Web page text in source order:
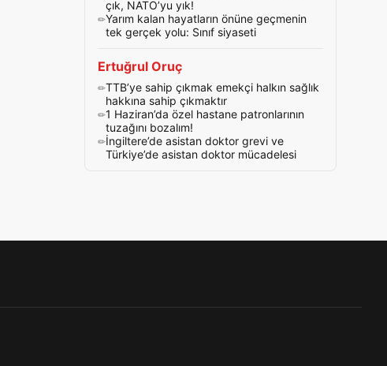
çık, NATO’yu yık!
Yarım kalan hayatların önüne geçmenin
tek gerçek yolu: Sınıf siyaseti
Ertuğrul Oruç
TTB’ye sahip çıkmak emekçi halkın sağlık
hakkına sahip çıkmaktır
1 Haziran’da özel hastane patronlarının
tuzağını bozalım!
İngiltere’de asistan doktor grevi ve
Türkiye’de asistan doktor mücadelesi